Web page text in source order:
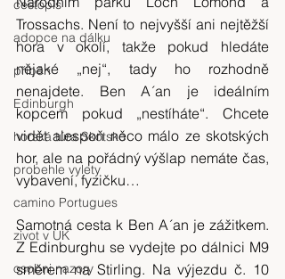
cestopis
adopce na dálku
příběh
Edinburgh
horská túra Skotsko
probehle vylety
camino Portugues
zivot v UK
osobni nazory
Trossachs. Není to nejvyšší ani nejtěžší
hora v okolí, takže pokud hledáte
nějaké „nej“, tady ho rozhodně
nenajdete. Ben A´an je ideálním
kopcem pokud „nestíháte“. Chcete
vidět alespoň něco málo ze skotských
hor, ale na pořádný výšlap nemáte čas,
vybavení, fyzičku…
Samotná cesta k Ben A´an je zážitkem.
Z Edinburghu se vydejte po dálnici M9
směrem na Stirling. Na výjezdu č. 10